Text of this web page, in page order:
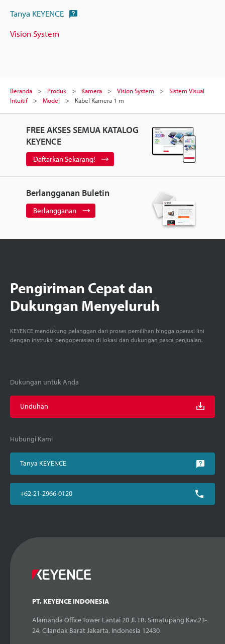
Tanya KEYENCE
Vision System
Beranda Produk Kamera Vision System
Sistem Visual
Intuitif
Model Kabel Kamera 1 m
FREE AKSES SEMUA KATALOG
KEYENCE
Daftarkan Sekarang!
Berlangganan Buletin
Berlangganan
Pengiriman Cepat dan
Dukungan Menyeluruh
KEYENCE mendukung pelanggan dari proses pemilihan hingga operasi lini
dengan instruksi pengoperasian di lokasi dan dukungan pasca penjualan.
Dukungan untuk Anda
Unduhan
Hubungi Kami
Tanya KEYENCE
+62-21-2966-0120
PT. KEYENCE INDONESIA
Alamanda Office Tower Lantai 20 Jl. TB. Simatupang Kav.23-
24, Cilandak Barat Jakarta, Indonesia 12430